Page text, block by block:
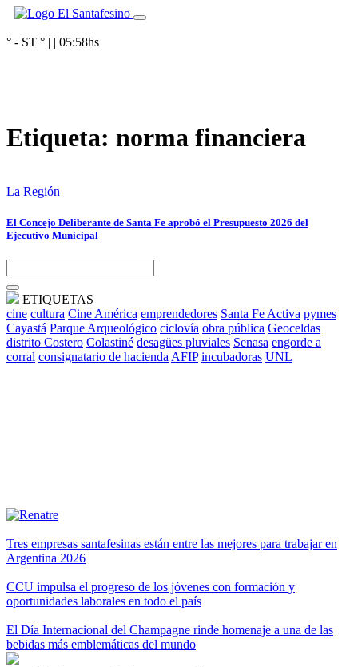
° - ST ° | | 05:58hs
Etiqueta: norma financiera
La Región
El Concejo Deliberante de Santa Fe aprobó el Presupuesto 2026 del
Ejecutivo Municipal
ETIQUETAS
cine cultura Cine América emprendedores Santa Fe Activa pymes
Cayastá Parque Arqueológico ciclovía obra pública Geoceldas
distrito Costero Colastiné desagües pluviales Senasa engorde a
corral consignatario de hacienda AFIP incubadoras UNL
Tres empresas santafesinas están entre las mejores para trabajar en
Argentina 2026
CCU impulsa el progreso de los jóvenes con formación y
oportunidades laborales en todo el país
El Día Internacional del Champagne rinde homenaje a una de las
bebidas más emblemáticas del mundo